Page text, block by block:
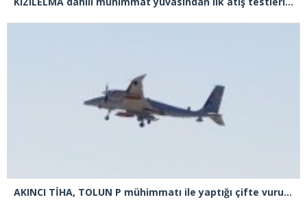
AKINCI TİHA, TOLUN P mühimmatı ile yaptığı çifte vuruşta hedefi tam isabetle vurdu